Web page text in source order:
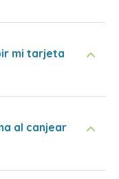
mi tarjeta
al canjear